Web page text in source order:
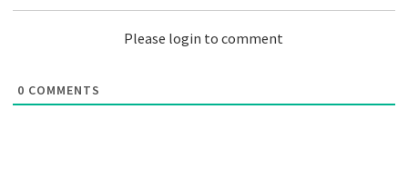
Please login to comment
0 COMMENTS